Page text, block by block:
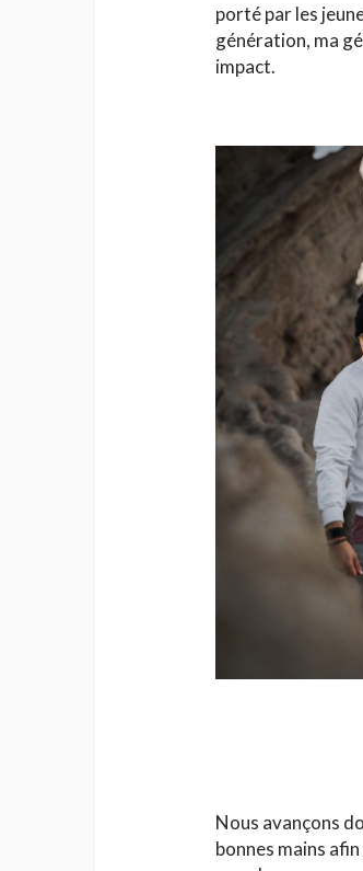
porté par les
génération, ma
impact.
Nous avançons
bonnes mains